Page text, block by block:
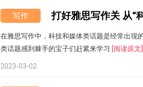
写作 打好雅思写作关 从“
在雅思写作中，科技和媒体类话题是经常出现
类话题感到棘手的宝子们赶紧来学习 [阅读原文]
2023-03-02